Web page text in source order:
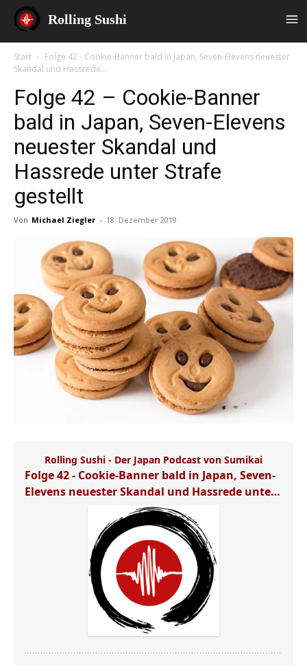
Rolling Sushi
Start
Folge 42 - Cookie-Banner bald in Japan, Seven-Elevens neuester
Skandal und Hassrede...
Folge 42 – Cookie-Banner
bald in Japan, Seven-Elevens
neuester Skandal und
Hassrede unter Strafe
gestellt
Von Michael Ziegler - 18. Dezember 2019